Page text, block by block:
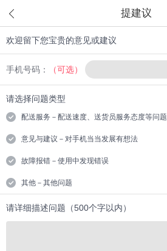
提建议
欢迎留下您宝贵的意见或建议
手机号码： （可选）
请选择问题类型
配送服务－配送速度、送货员服务态度等问题
意见与建议－对手机当当发展有想法
故障报错－使用中发现错误
其他－其他问题
请详细描述问题（500个字以内）